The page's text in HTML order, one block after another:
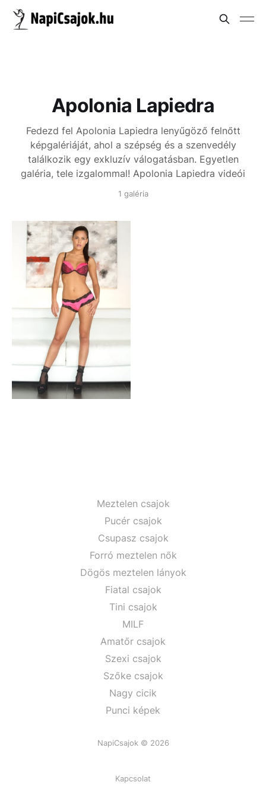
Apolonia Lapiedra
Fedezd fel Apolonia Lapiedra lenyűgöző felnőtt
képgalériáját, ahol a szépség és a szenvedély
találkozik egy exkluzív válogatásban. Egyetlen
galéria, tele izgalommal! Apolonia Lapiedra videói
1 galéria
Meztelen csajok
Pucér csajok
Csupasz csajok
Forró meztelen nők
Dögös meztelen lányok
Fiatal csajok
Tini csajok
MILF
Amatőr csajok
Szexi csajok
Szőke csajok
Nagy cicik
Punci képek
NapiCsajok © 2026
Kapcsolat